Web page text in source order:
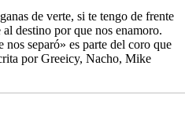
de verte, si te tengo de frente
destino por que nos enamoro.
separó» es parte del coro que
por Greeicy, Nacho, Mike